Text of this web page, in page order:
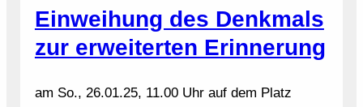
Einweihung des Denkmals
zur erweiterten Erinnerung
am So., 26.01.25, 11.00 Uhr auf dem Platz